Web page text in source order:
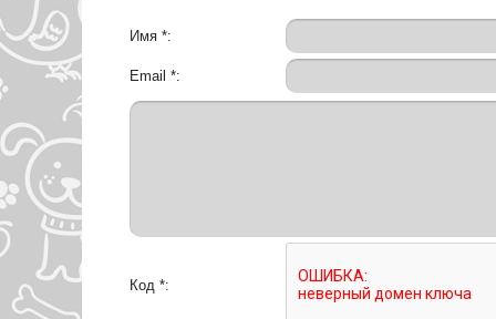
Имя *:
Email *:
Код *: